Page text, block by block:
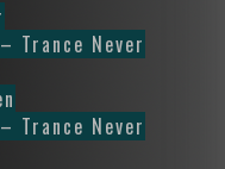
Trance Never
Trance Never